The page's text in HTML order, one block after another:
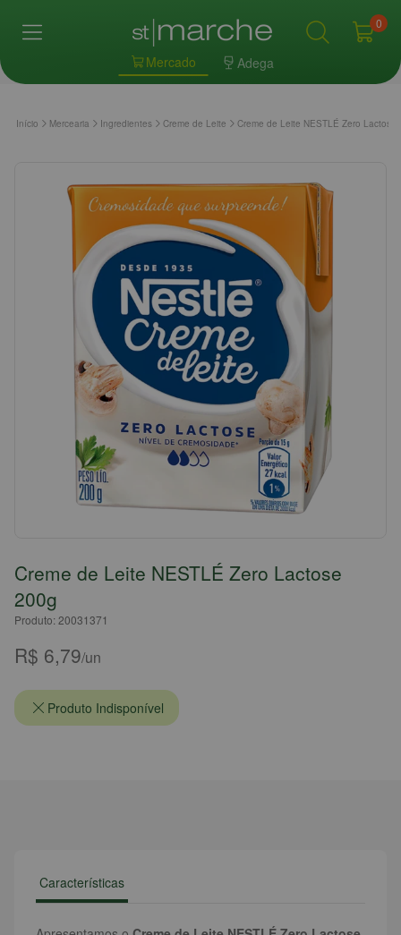
Mercado Adega
0
Início Mercearia Ingredientes Creme de Leite Creme de Leite NESTLÉ Zero Lactose
Creme de Leite NESTLÉ Zero Lactose
200g
Produto: 20031371
R$ 6,79/un
Produto Indisponível
Características